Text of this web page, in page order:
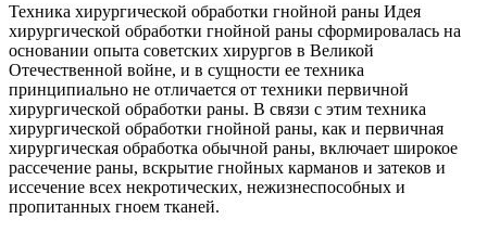
Техника хирургической обработки гнойной раны Идея
хирургической обработки гнойной раны сформировалась на
основании опыта советских хирургов в Великой
Отечественной войне, и в сущности ее техника
принципиально не отличается от техники первичной
хирургической обработки раны. В связи с этим техника
хирургической обработки гнойной раны, как и первичная
хирургическая обработка обычной раны, включает широкое
рассечение раны, вскрытие гнойных карманов и затеков и
иссечение всех некротических, нежизнеспособных и
пропитанных гноем тканей.